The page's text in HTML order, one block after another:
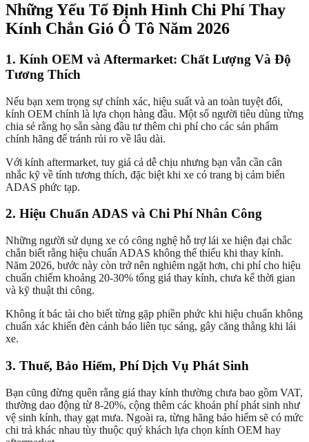
Những Yếu Tố Định Hình Chi Phí Thay
Kính Chắn Gió Ô Tô Năm 2026
1. Kính OEM và Aftermarket: Chất Lượng Và Độ
Tương Thích
Nếu bạn xem trọng sự chính xác, hiệu suất và an toàn tuyệt đối,
kính OEM chính là lựa chọn hàng đầu. Một số người tiêu dùng từng
chia sẻ rằng họ sẵn sàng đầu tư thêm chi phí cho các sản phẩm
chính hãng để tránh rủi ro về lâu dài.
Với kính aftermarket, tuy giá cả dễ chịu nhưng bạn vẫn cần cân
nhắc kỹ về tính tương thích, đặc biệt khi xe có trang bị cảm biến
ADAS phức tạp.
2. Hiệu Chuẩn ADAS và Chi Phí Nhân Công
Những người sử dụng xe có công nghệ hỗ trợ lái xe hiện đại chắc
chắn biết rằng hiệu chuẩn ADAS không thể thiếu khi thay kính.
Năm 2026, bước này còn trở nên nghiêm ngặt hơn, chi phí cho hiệu
chuẩn chiếm khoảng 20-30% tổng giá thay kính, chưa kể thời gian
và kỹ thuật thi công.
Không ít bác tài cho biết từng gặp phiền phức khi hiệu chuẩn không
chuẩn xác khiến đèn cảnh báo liên tục sáng, gây căng thẳng khi lái
xe.
3. Thuế, Bảo Hiểm, Phí Dịch Vụ Phát Sinh
Bạn cũng đừng quên rằng giá thay kính thường chưa bao gồm VAT,
thường dao động từ 8-20%, cộng thêm các khoản phí phát sinh như
vệ sinh kính, thay gạt mưa. Ngoài ra, từng hãng bảo hiểm sẽ có mức
chi trả khác nhau tùy thuộc quý khách lựa chọn kính OEM hay